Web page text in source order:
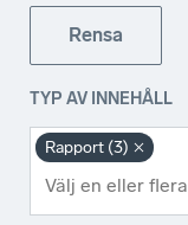
Rensa
TYP AV INNEHÅLL
Rapport (3)